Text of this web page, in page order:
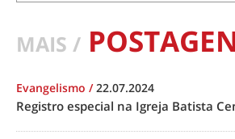
MAIS /
Evangelismo /22.07.2024
Registro especial na Igreja Batista